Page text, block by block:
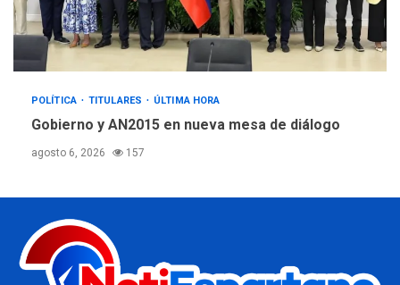
POLÍTICA TITULARES ÚLTIMA HORA
Gobierno y AN2015 en nueva mesa de diálogo
agosto 6, 2026 157